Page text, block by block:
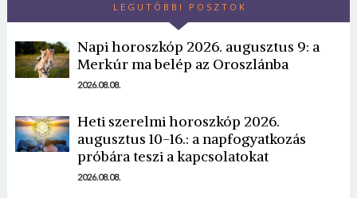
LEGUTÓBBI POSZTOK
Napi horoszkóp 2026. augusztus 9: a
Merkúr ma belép az Oroszlánba
2026.08.08.
Heti szerelmi horoszkóp 2026.
augusztus 10-16.: a napfogyatkozás
próbára teszi a kapcsolatokat
2026.08.08.